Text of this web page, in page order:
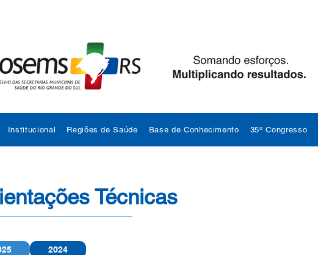
Institucional Regiões de Saúde Base de Conhecimento 35º Congresso
Técnicas
2024